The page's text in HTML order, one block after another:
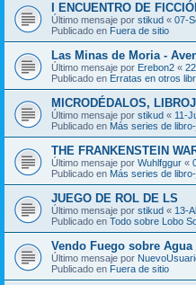
I ENCUENTRO DE
Último mensaje por stikud « 07-
Publicado en Fuera de sitio
Las Minas de Moria -
Último mensaje por Erebon2 «
Publicado en Erratas en otros
MICRODÉDALOS,
Último mensaje por stikud « 11-
Publicado en Más series de
THE FRANKENSTEIN
Último mensaje por Wuhlfggur «
Publicado en Más series de
JUEGO DE ROL DE LS
Último mensaje por stikud « 13-
Publicado en Todo sobre Lobo
Vendo Fuego sobre
Último mensaje por
Publicado en Fuera de sitio